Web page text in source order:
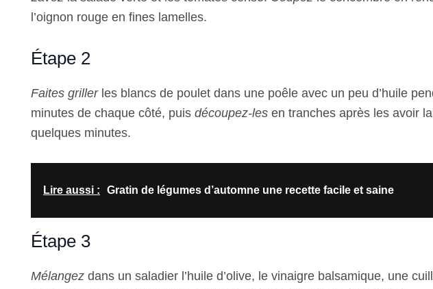
l’oignon rouge en fines lamelles.
Étape 2
Faites grillerles blancs de poulet dans une poêle avec un peu d’huile
minutes de chaque côté, puis découpez-les en tranches après les avoir
quelques minutes.
Lire aussi : Gratin de légumes d’automne une recette facile et saine
Étape 3
Mélangez dans un saladier l’huile d’olive, le vinaigre balsamique, une